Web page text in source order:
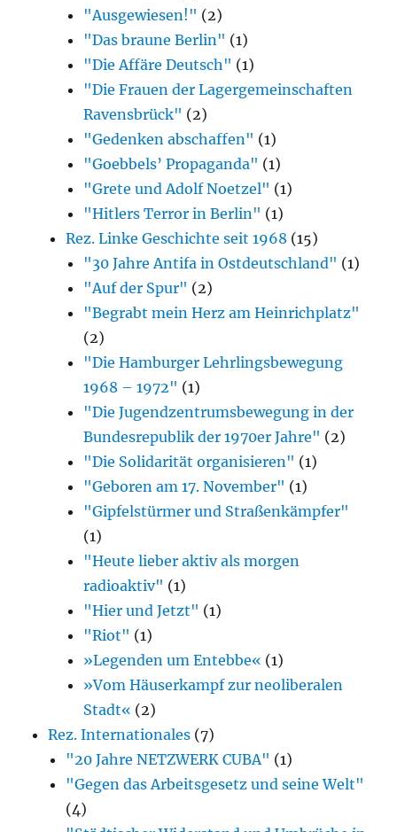
"Ausgewiesen!" (2)
"Das braune Berlin" (1)
"Die Affäre Deutsch" (1)
"Die Frauen der Lagergemeinschaften
Ravensbrück" (2)
"Gedenken abschaffen" (1)
"Goebbels’ Propaganda" (1)
"Grete und Adolf Noetzel" (1)
"Hitlers Terror in Berlin" (1)
Rez. Linke Geschichte seit 1968 (15)
"30 Jahre Antifa in Ostdeutschland" (1)
"Auf der Spur" (2)
"Begrabt mein Herz am Heinrichplatz"
(2)
"Die Hamburger Lehrlingsbewegung
1968 – 1972" (1)
"Die Jugendzentrumsbewegung in der
Bundesrepublik der 1970er Jahre" (2)
"Die Solidarität organisieren" (1)
"Geboren am 17. November" (1)
"Gipfelstürmer und Straßenkämpfer"
(1)
"Heute lieber aktiv als morgen
radioaktiv" (1)
"Hier und Jetzt" (1)
"Riot" (1)
»Legenden um Entebbe« (1)
»Vom Häuserkampf zur neoliberalen
Stadt« (2)
Rez. Internationales (7)
"20 Jahre NETZWERK CUBA" (1)
"Gegen das Arbeitsgesetz und seine Welt"
(4)